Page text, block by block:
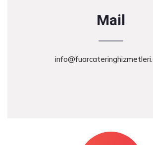
Mail